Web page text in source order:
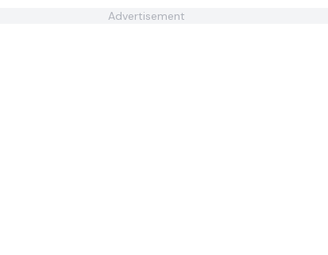
Advertisement